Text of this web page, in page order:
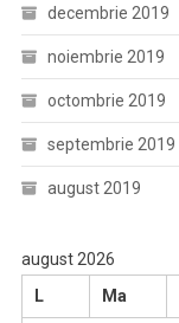
decembrie 2019
noiembrie 2019
octombrie 2019
septembrie 2019
august 2019
august 2026
L
Ma